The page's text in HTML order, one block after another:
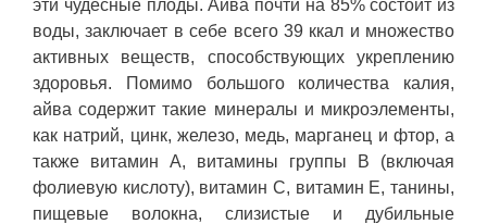
эти чудесные плоды. Айва почти на 85% состоит из
воды, заключает в себе всего 39 ккал и множество
активных веществ, способствующих укреплению
здоровья. Помимо большого количества калия,
айва содержит такие минералы и микроэлементы,
как натрий, цинк, железо, медь, марганец и фтор, а
также витамин А, витамины группы В (включая
фолиевую кислоту), витамин С, витамин Е, танины,
пищевые волокна, слизистые и дубильные